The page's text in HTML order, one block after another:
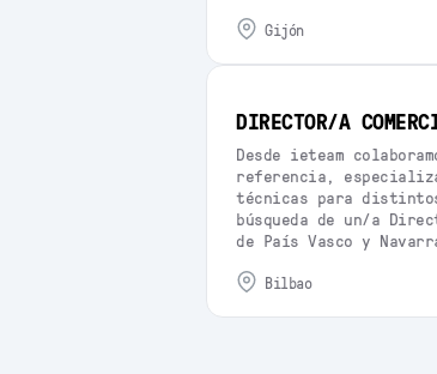
gijón
DIRECTOR/A
Desde ieteam
referencia,
técnicas para
búsqueda de un/a
de País Vasco y
bilbao